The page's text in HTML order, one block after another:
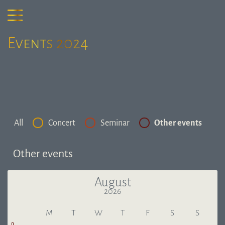
Events 2024
All Concert Seminar Other events
Other events
August
2026
M T W T F S
S